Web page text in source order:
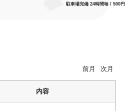
駐車場完備 24時間毎 / 500円
前月 次月
内容